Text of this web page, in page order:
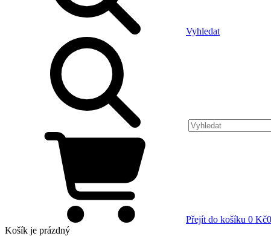
Vyhledat
Přejít do košíku 0 Kč0
Košík je prázdný